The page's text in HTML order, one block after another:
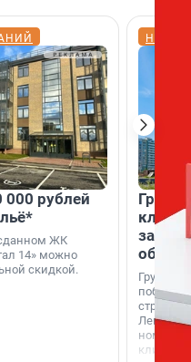
рублей
сданном ЖК
14» можно
скидкой.
Группа